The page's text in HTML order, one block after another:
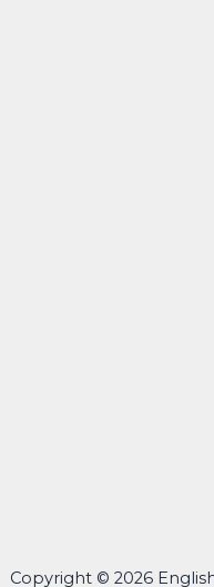
Copyright © 2026